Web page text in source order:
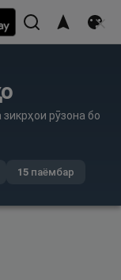
рӯзона бо
15паёмбар